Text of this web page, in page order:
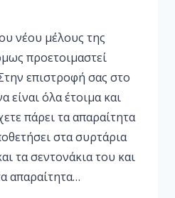
νέου μέλους της
προετοιμαστεί
επιστροφή σας στο
είναι όλα έτοιμα και
πάρει τα απαραίτητα
στα συρτάρια
τα σεντονάκια του και
απαραίτητα…